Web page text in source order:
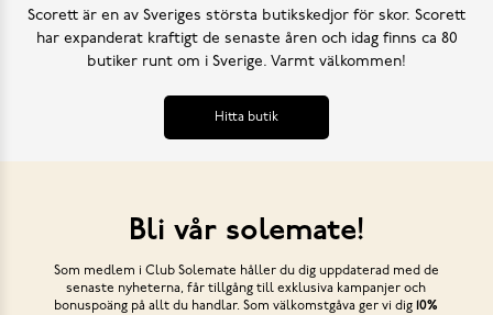
Scorett är en av Sveriges största butikskedjor för skor. Scorett
har expanderat kraftigt de senaste åren och idag finns ca 80
butiker runt om i Sverige. Varmt välkommen!
Hitta butik
Bli vår solemate!
Som medlem i Club Solemate håller du dig uppdaterad med de
senaste nyheterna, får tillgång till exklusiva kampanjer och
bonuspoäng på allt du handlar. Som välkomstgåva ger vi dig 10%